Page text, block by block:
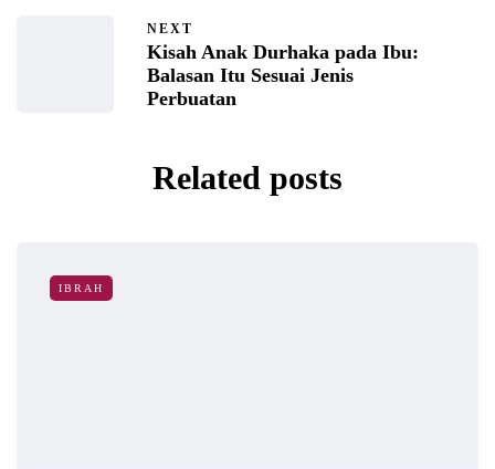
NEXT
Kisah Anak Durhaka pada Ibu:
Balasan Itu Sesuai Jenis
Perbuatan
Related posts
IBRAH